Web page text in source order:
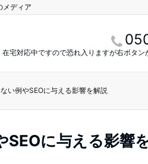
メディア
在宅対応中ですので恐れ入りますが右ボタ
い例やSEOに与える影響を解説
SEOに与える影響